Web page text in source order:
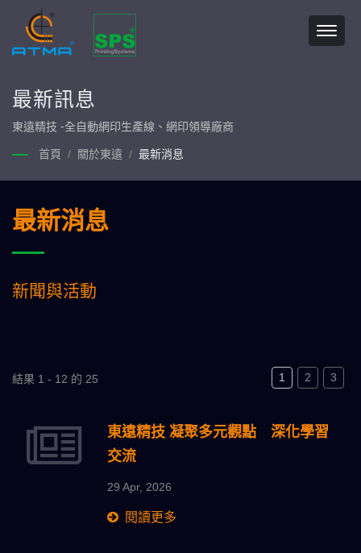
最新訊息
東遠精技 -全自動網印生產線、網印領導廠商
首頁 / 關於東遠 / 最新消息
最新消息
新聞與活動
結果 1 - 12 的 25 1 2 3
東遠精技 凝聚多元觀點 深化學習
交流
29 Apr, 2026
閱讀更多